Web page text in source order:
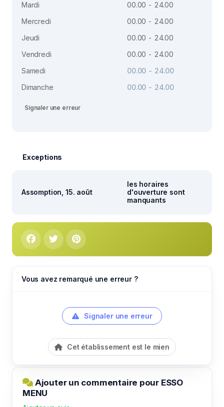
Mardi
00.00 - 24.00
Mercredi
00.00 - 24.00
Jeudi
00.00 - 24.00
Vendredi
00.00 - 24.00
Samedi
00.00 - 24.00
Dimanche
00.00 - 24.00
Signaler une erreur
Exceptions
Assomption, 15. août
les horaires
d'ouverture sont
manquants
Vous avez remarqué une erreur ?
Signaler une erreur
Cet établissement est le mien
Ajouter un commentaire pour ESSO
MENU